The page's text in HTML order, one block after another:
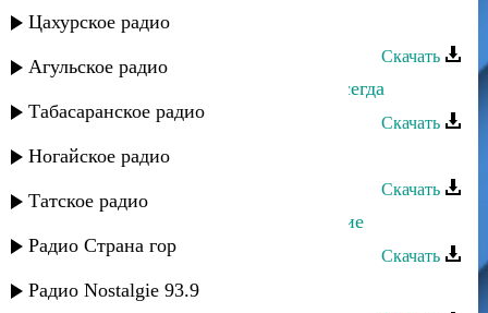
Цахурское радио
Агульское радио
Табасаранское радио
Ногайское радио
Татское радио
Радио Страна гор
Радио Nostalgie 93.9
Асият Муслимова - Смысл любви
Скачать
Асият Муслимова - Я с тобой навсегда
Скачать
Аслан Идрисов - Ангел красоты
Скачать
Загидат Муслимова - Воспоминание
Скачать
Загидат Муслимова - Эйсана